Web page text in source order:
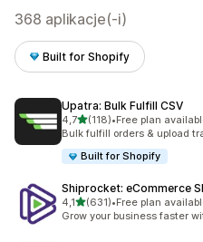
368 aplikacje(-i)
Built for Shopify
Upatra: Bulk Fulfill CSV
4,7na 5 gwiazdek
(118)
Łączna liczba recenzji: 118
•Free plan
Bulk fulfill orders & upload
Built for Shopify
Shiprocket: eCommerce
4,1na 5 gwiazdek
(631)
Łączna liczba recenzji: 631
•Free plan
Grow your business faster